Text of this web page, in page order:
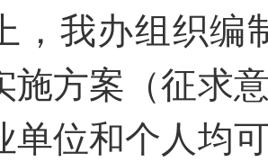
，我办组织编
施方案（征求
单位和个人均